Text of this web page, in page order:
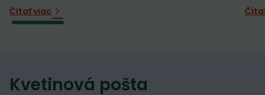
Čítať viac
Kvetinová pošta